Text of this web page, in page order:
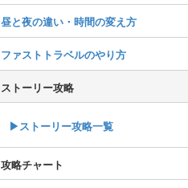
昼と夜の違い・時間の変え方
ファストトラベルのやり方
ストーリー攻略
▶︎ストーリー攻略一覧
攻略チャート